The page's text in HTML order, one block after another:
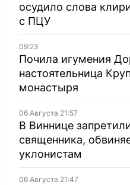
осудило слова
с ПЦУ
09:23
Почила игумения
настоятельница
монастыря
06 Августа 21:57
В Виннице
священника,
уклонистам
06 Августа 21:47